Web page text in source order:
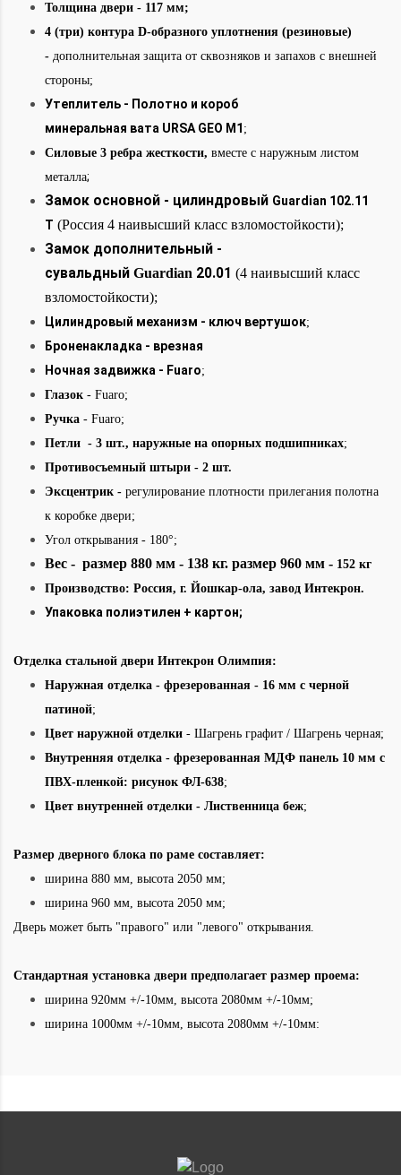
Толщина двери - 117 мм;
4 (три) контура D-образного уплотнения (резиновые)
- дополнительная защита от сквозняков и запахов с внешней
стороны;
Утеплитель - Полотно и короб
минеральная вата URSA GEO М1 ;
Силовые 3 ребра жесткости, вместе с наружным листом
металла;
Замок основной - цилиндровый Guardian 102.11
Т (Россия 4 наивысший класс взломостойкости);
Замок дополнительный -
сувальдный Guardian 20.01 (4 наивысший класс
взломостойкости);
Цилиндровый механизм - ключ вертушок;
Броненакладка - врезная
Ночная задвижка - Fuaro;
Глазок - Fuaro;
Ручка - Fuaro;
Петли - 3 шт., наружные на опорных подшипниках;
Противосъемный штыри - 2 шт.
Эксцентрик - регулирование плотности прилегания полотна
к коробке двери;
Угол открывания - 180°;
Вес - размер 880 мм - 138 кг. размер 960 мм - 152 кг
Производство: Россия, г. Йошкар-ола, завод Интекрон.
Упаковка полиэтилен + картон;
Отделка стальной двери Интекрон Олимпия:
Наружная отделка - фрезерованная - 16 мм с черной
патиной;
Цвет наружной отделки - Шагрень графит / Шагрень черная;
Внутренняя отделка - фрезерованная МДФ панель 10 мм с
ПВХ-пленкой: рисунок ФЛ-638;
Цвет внутренней отделки - Лиственница беж;
Размер дверного блока по раме составляет:
ширина 880 мм, высота 2050 мм;
ширина 960 мм, высота 2050 мм;
Дверь может быть "правого" или "левого" открывания.
Стандартная установка двери предполагает размер проема:
ширина 920мм +/-10мм, высота 2080мм +/-10мм;
ширина 1000мм +/-10мм, высота 2080мм +/-10мм: